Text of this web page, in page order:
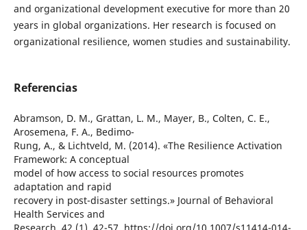
and organizational development executive for more than 20
years in global organizations. Her research is focused on
organizational resilience, women studies and sustainability.
Referencias
Abramson, D. M., Grattan, L. M., Mayer, B., Colten, C. E.,
Arosemena, F. A., Bedimo-
Rung, A., & Lichtveld, M. (2014). «The Resilience Activation
Framework: A conceptual
model of how access to social resources promotes
adaptation and rapid
recovery in post-disaster settings.» Journal of Behavioral
Health Services and
Research, 42 (1), 42-57. https://doi.org/10.1007/s11414-014-